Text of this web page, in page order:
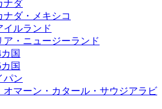
ナダ
ナダ・メキシコ
イルランド
ア・ニュージーランド
国
国
パン
オマーン・カタール・サウジアラビ